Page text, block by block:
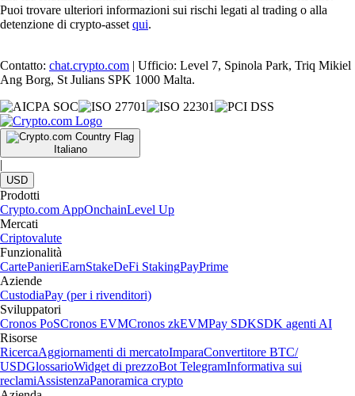
Puoi trovare ulteriori informazioni sui rischi legati al trading o alla
detenzione di crypto-asset qui.
Contatto: chat.crypto.com | Ufficio: Level 7, Spinola Park, Triq Mikiel
Ang Borg, St Julians SPK 1000 Malta.
Italiano
|
USD
Prodotti
Crypto.com AppOnchainLevel Up
Mercati
Criptovalute
Funzionalità
CartePanieriEarnStakeDeFi StakingPayPrime
Aziende
CustodiaPay (per i rivenditori)
Sviluppatori
Cronos PoSCronos EVMCronos zkEVMPay SDKSDK agenti AI
Risorse
RicercaAggiornamenti di mercatoImparaConvertitore BTC/
USDGlossarioWidget di prezzoBot TelegramInformativa sui
reclamiAssistenzaPanoramica crypto